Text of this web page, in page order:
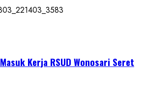
Kerja RSUD Wonosari Seret